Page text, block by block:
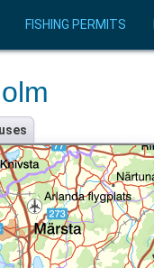
FISHING PERMITS